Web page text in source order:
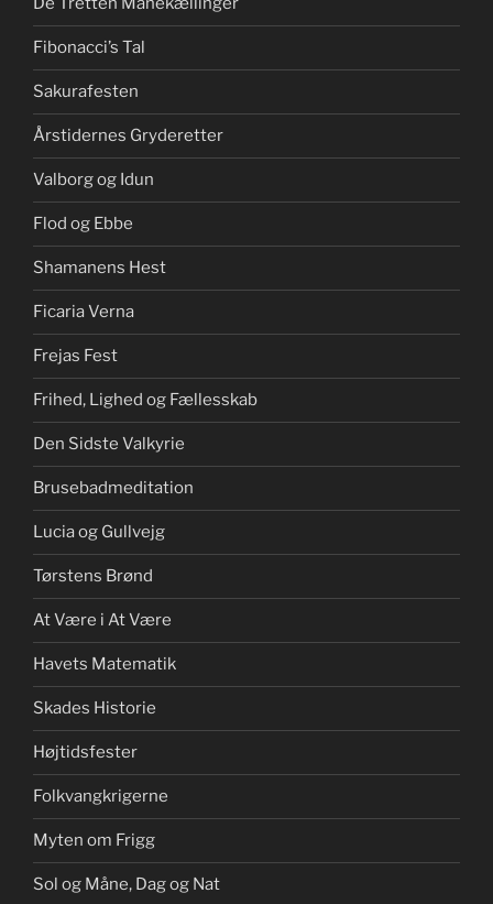
Fibonacci’s Tal
Sakurafesten
Årstidernes Gryderetter
Valborg og Idun
Flod og Ebbe
Shamanens Hest
Ficaria Verna
Frejas Fest
Frihed, Lighed og Fællesskab
Den Sidste Valkyrie
Brusebadmeditation
Lucia og Gullvejg
Tørstens Brønd
At Være i At Være
Havets Matematik
Skades Historie
Højtidsfester
Folkvangkrigerne
Myten om Frigg
Sol og Måne, Dag og Nat